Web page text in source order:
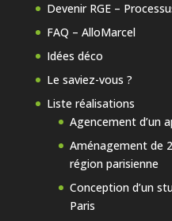
Devenir RGE –
FAQ – AlloMarcel
Idées déco
Le saviez-vous ?
Liste réalisations
Agencement d’un
Aménagement de
région parisienne
Conception d’un
Paris